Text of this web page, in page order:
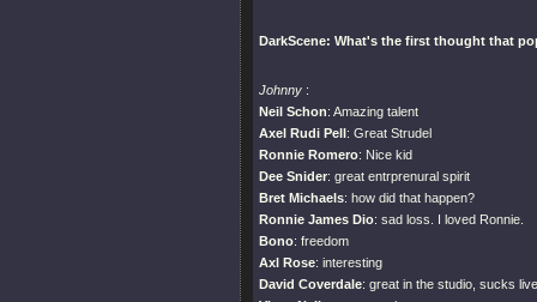
DarkScene: What's the first thought that
Johnny :
Neil Schon: Amazing talent
Axel Rudi Pell: Great Strudel
Ronnie Romero: Nice kid
Dee Snider: great entrprenural spirit
Bret Michaels: how did that happen?
Ronnie James Dio: sad loss. I loved Ronnie.
Bono: freedom
Axl Rose: interesting
David Coverdale: great in the studio, sucks live